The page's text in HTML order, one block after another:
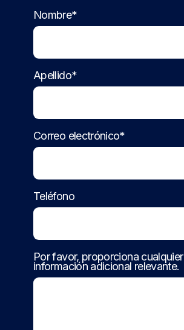
Nombre*
Apellido*
Correo electrónico*
Teléfono
Por favor, proporciona cualquier
información adicional relevante.